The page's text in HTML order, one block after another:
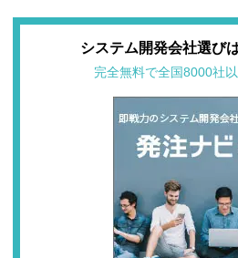
システム開発会社選び
完全無料で全国8000社